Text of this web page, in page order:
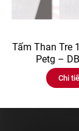
Tấm Than Tre
Petg –
Chi